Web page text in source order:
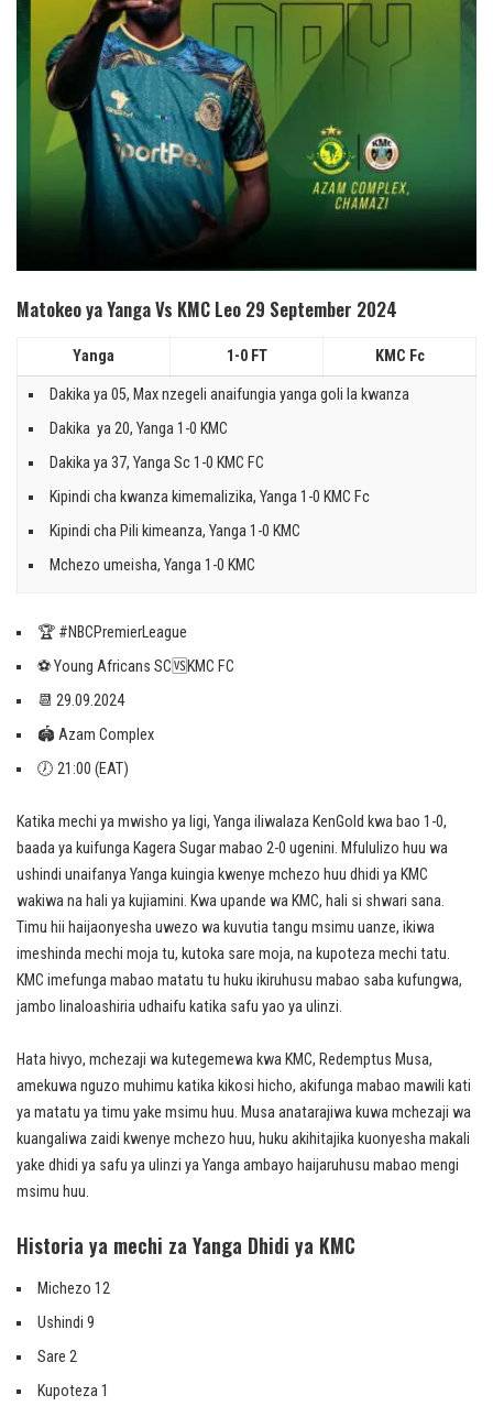
Matokeo ya Yanga Vs KMC Leo 29 September 2024
Yanga 1-0 FT KMC Fc
Dakika ya 05, Max nzegeli anaifungia yanga goli la kwanza
Dakika ya 20, Yanga 1-0 KMC
Dakika ya 37, Yanga Sc 1-0 KMC FC
Kipindi cha kwanza kimemalizika, Yanga 1-0 KMC Fc
Kipindi cha Pili kimeanza, Yanga 1-0 KMC
Mchezo umeisha, Yanga 1-0 KMC
🏆 #NBCPremierLeague
⚽️ Young Africans SC🆚KMC FC
📆 29.09.2024
🏟 Azam Complex
🕖 21:00 (EAT)
Katika mechi ya mwisho ya ligi, Yanga iliwalaza KenGold kwa bao 1-0,
baada ya kuifunga Kagera Sugar mabao 2-0 ugenini. Mfululizo huu wa
ushindi unaifanya Yanga kuingia kwenye mchezo huu dhidi ya KMC
wakiwa na hali ya kujiamini. Kwa upande wa KMC, hali si shwari sana.
Timu hii haijaonyesha uwezo wa kuvutia tangu msimu uanze, ikiwa
imeshinda mechi moja tu, kutoka sare moja, na kupoteza mechi tatu.
KMC imefunga mabao matatu tu huku ikiruhusu mabao saba kufungwa,
jambo linaloashiria udhaifu katika safu yao ya ulinzi.
Hata hivyo, mchezaji wa kutegemewa kwa KMC, Redemptus Musa,
amekuwa nguzo muhimu katika kikosi hicho, akifunga mabao mawili kati
ya matatu ya timu yake msimu huu. Musa anatarajiwa kuwa mchezaji wa
kuangaliwa zaidi kwenye mchezo huu, huku akihitajika kuonyesha makali
yake dhidi ya safu ya ulinzi ya Yanga ambayo haijaruhusu mabao mengi
msimu huu.
Historia ya mechi za Yanga Dhidi ya KMC
Michezo 12
Ushindi 9
Sare 2
Kupoteza 1